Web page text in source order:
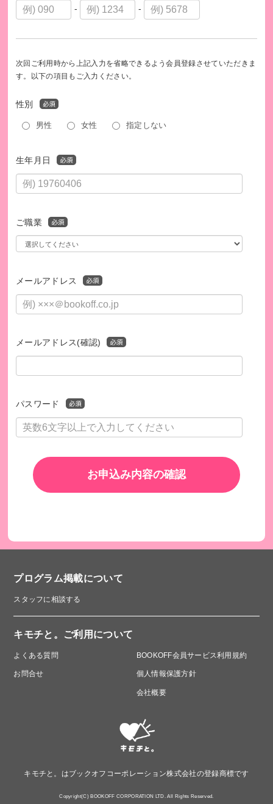
- -
次回ご利用時から上記入力を省略できるよう会員登録させていただきま
す。以下の項目もご入力ください。
性別
男性 女性 指定しない
生年月日
ご職業
メールアドレス
メールアドレス(確認)
パスワード
お申込み内容の確認
プログラム掲載について
スタッフに相談する
キモチと。ご利用について
よくある質問
お問合せ
BOOKOFF会員サービス利用規約
個人情報保護方針
会社概要
キモチと。はブックオフコーポレーション株式会社の登録商標です
Copyright(C) BOOKOFF CORPORATION LTD. All Rights Reserved.